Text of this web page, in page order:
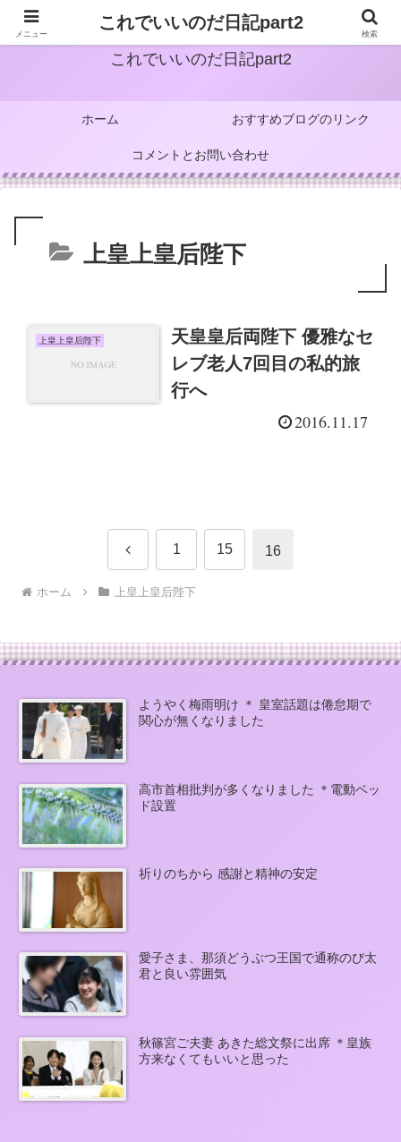
これでいいのだ日記part2
ホーム おすすめブログのリンク
コメントとお問い合わせ
上皇上皇后陛下
上皇上皇后陛下
天皇皇后両陛下 優雅なセ
レブ老人7回目の私的旅
行へ
2016.11.17
前
へ
1 15 16
ホーム 上皇上皇后陛下
ようやく梅雨明け ＊ 皇室話題は倦怠期で
関心が無くなりました
高市首相批判が多くなりました ＊電動ベッ
ド設置
祈りのちから 感謝と精神の安定
愛子さま、那須どうぶつ王国で通称のび太
君と良い雰囲気
秋篠宮ご夫妻 あきた総文祭に出席 ＊皇族
方来なくてもいいと思った
メニュー
これでいいのだ日記part2
検索